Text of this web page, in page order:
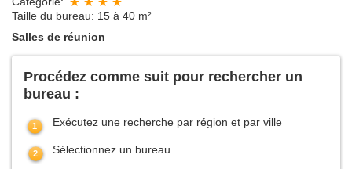
Taille du bureau: 15 à 40 m²
Salles de réunion
Procédez comme suit pour rechercher un
bureau :
Exécutez une recherche par région et par ville
Sélectionnez un bureau